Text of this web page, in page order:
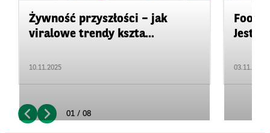
Żywność przyszłości – jak
viralowe trendy kszta...
10.11.2025 03.11.2025
01 / 08